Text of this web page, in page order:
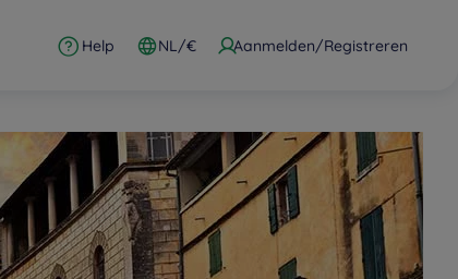
Help NL/€ Aanmelden/Registreren